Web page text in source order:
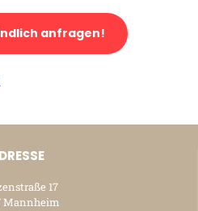
anfragen!
17
Mannheim